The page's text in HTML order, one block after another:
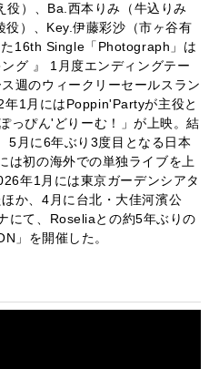
役）、Ba.西本りみ（牛込りみ
役）、Key.伊藤彩沙（市ヶ谷有
16th Single「Photograph」は
グ 』 1月度エンディングテー
週のウィークリーセールスラン
1月にはPoppin'Partyが主役と
っぴん'どりーむ！」が上映。結
5月に6年ぶり3度目となる日本
は初の海外での単独ライブを上
年1月には東京ガーデンシアタ
か、4月に台北・大佳河濱公
にて、Roseliaとの約5年ぶりの
」を開催した。